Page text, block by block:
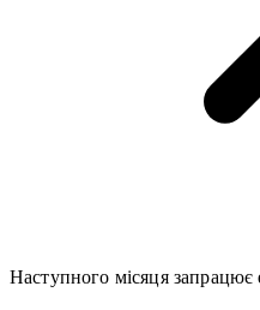
Наступного місяця запрацює